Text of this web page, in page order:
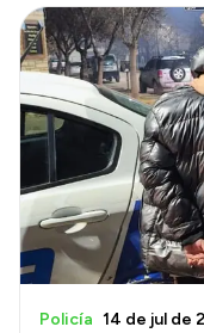
Policía 14 de jul de